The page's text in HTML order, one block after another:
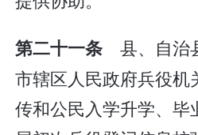
第二十一条 县、自治
市辖区人民政府兵役机
传和公民入学升学、毕